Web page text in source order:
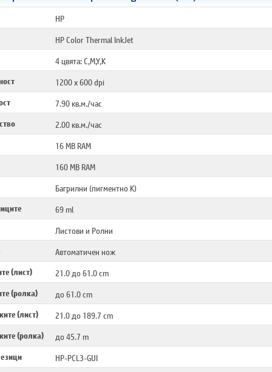
HP
HP Color Thermal InkJet
4 цвята: C,M,Y,K
1200 x 600 dpi
7.90 кв.м./час
2.00 кв.м./час
16 MB RAM
160 MB RAM
Багрилни (пигментно K)
69 ml
Листови и Ролни
Автоматичен нож
(лист)
21.0 до 61.0 cm
(ролка)
до 61.0 cm
(лист)
21.0 до 189.7 cm
(ролка)
до 45.7 m
HP-PCL3-GUI